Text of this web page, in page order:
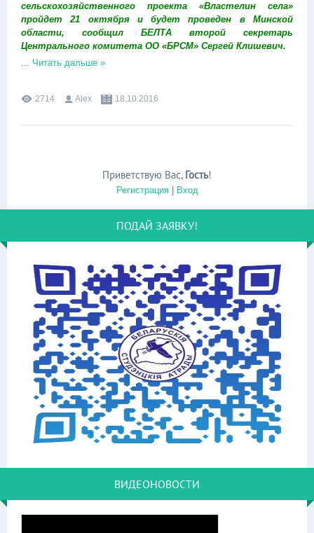
сельскохозяйственного проекта «Властелин села»
пройдет 21 октября и будет проведен в Минской
области, сообщил БЕЛТА второй секретарь
Центрального комитета ОО «БРСМ» Сергей Клишевич.
... Читать дальше »
2714 Alex 18.10.2016
Приветствую Вас, Гость!
Регистрация| Вход
ПОДАЙ ЗАЯВКУ!
ВИДЕОНОВОСТИ